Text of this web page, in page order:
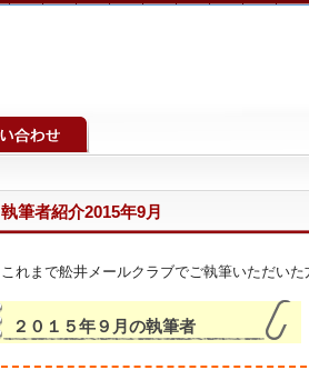
執筆者紹介2015年9月
これまで舩井メールクラブでご執筆いただいた
２０１５年９月の執筆者